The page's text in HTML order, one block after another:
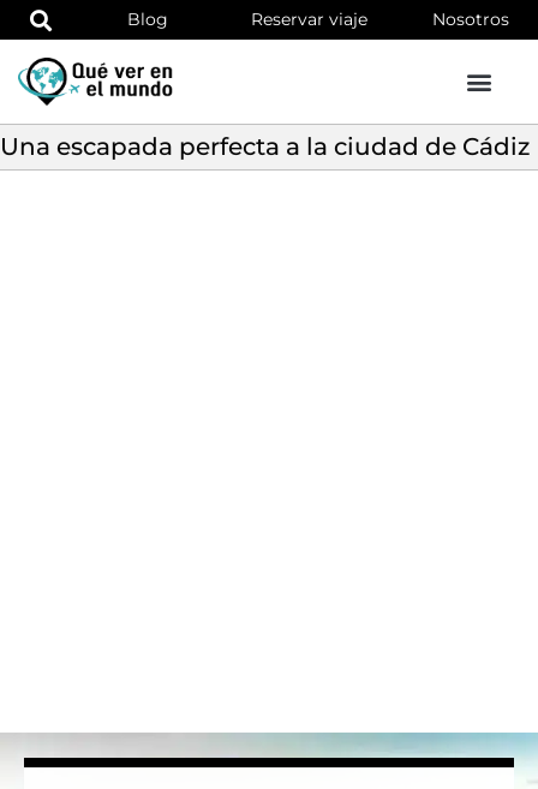
Blog Reservar viaje Nosotros
Una escapada perfecta a la ciudad de Cádiz